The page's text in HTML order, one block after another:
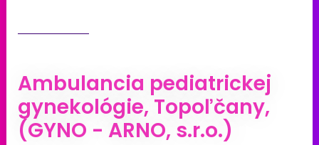
Ambulancia pediatrickej
gynekológie, Topoľčany,
(GYNO - ARNO, s.r.o.)